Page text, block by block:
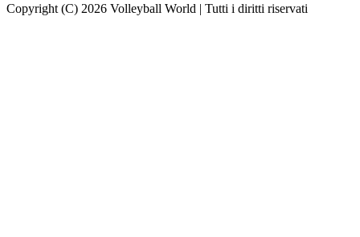
Copyright (C) 2026 Volleyball World | Tutti i diritti riservati